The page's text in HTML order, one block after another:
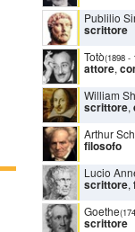
Publilio
scrittore
Totò(1898 -
attore,
William
scrittore,
Arthur
filosofo
Lucio
scrittore,
Goethe
scrittore